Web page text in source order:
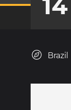
14
Brazil